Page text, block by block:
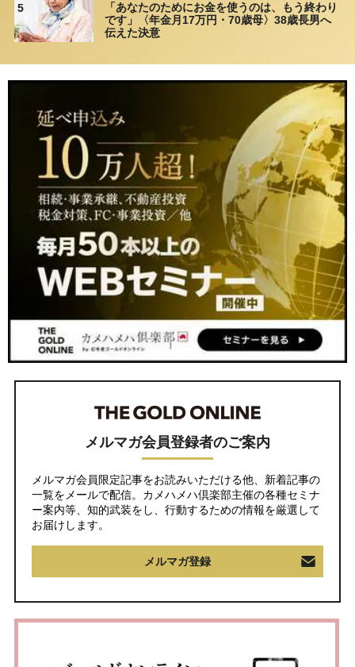
5
「あなたのためにお金を使うのは、もう終わり
です」〈年金月17万円・70歳母〉38歳長男へ
伝えた決意
メルマガ会員登録者のご案内
メルマガ会員限定記事をお読みいただける他、新着記事の
一覧をメールで配信。カメハメハ倶楽部主催の各種セミナ
ー案内等、知的武装をし、行動するための情報を厳選して
お届けします。
メルマガ登録